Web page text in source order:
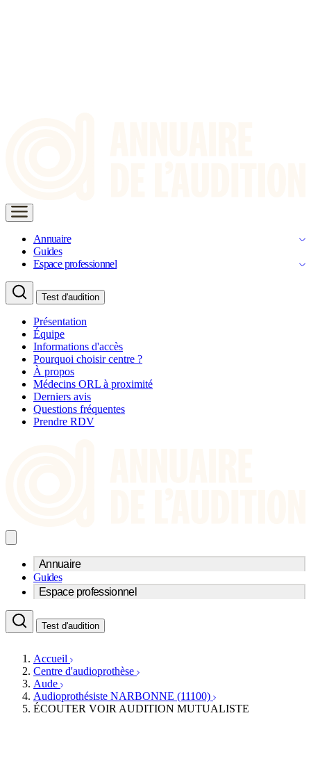
Annuaire
Guides
Espace professionnel
Test d'audition
Présentation
Équipe
Informations d'accès
Pourquoi choisir centre ?
À propos
Médecins ORL à proximité
Derniers avis
Questions fréquentes
Prendre RDV
Annuaire
Trouvez un professionnel de l'audition
Centre d'audioprothèse
Médecins ORL & Phoniatres
Écoles spécialisées
Fournisseurs
Associations
Guides
Espace professionnel
Acteurs et services
Fournisseurs
Services ORL
Orthophonistes
Formations et écoles
Organismes / Syndicats
Produits
Test d'audition
Accueil
Centre d'audioprothèse
Aude
Audioprothésiste NARBONNE (11100)
ÉCOUTER VOIR AUDITION MUTUALISTE